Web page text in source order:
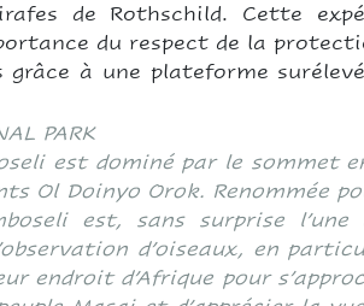
de Rothschild. Cette
du respect de la
à une plateforme
PARK
est dominé par le sommet
Ol Doinyo Orok. Renommée
est, sans surprise
d’oiseaux, en
endroit d’Afrique pour